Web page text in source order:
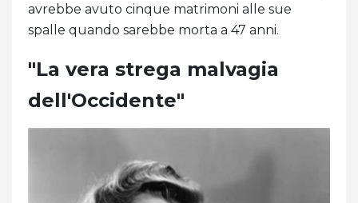
avrebbe avuto cinque matrimoni alle sue
spalle quando sarebbe morta a 47 anni.
"La vera strega malvagia
dell'Occidente"